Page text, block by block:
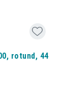
rotund, 44